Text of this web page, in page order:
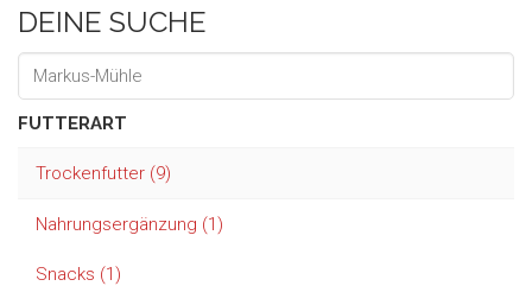
DEINE SUCHE
FUTTERART
Trockenfutter (9)
Nahrungsergänzung (1)
Snacks (1)